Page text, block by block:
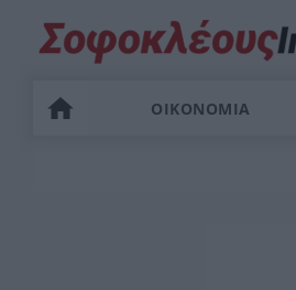
ΟΙΚΟΝΟΜΙΑ